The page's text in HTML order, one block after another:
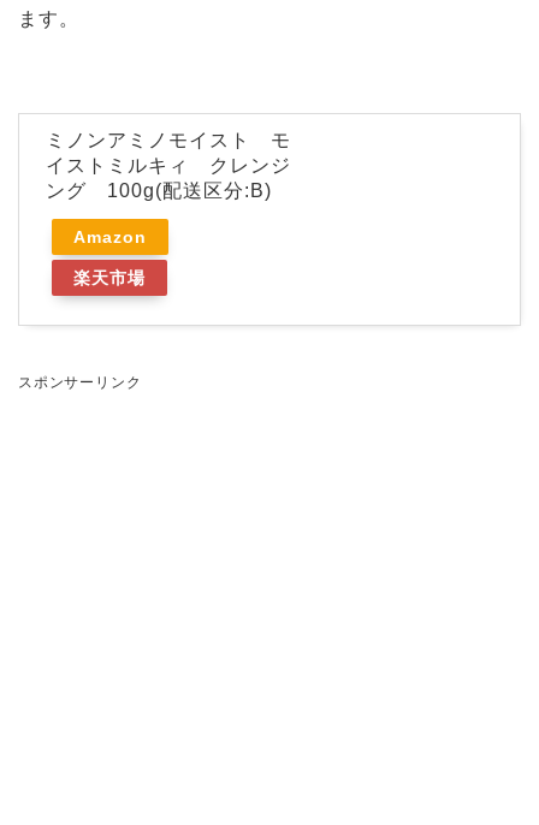
ます。
ミノンアミノモイスト モ
イストミルキィ クレンジ
ング 100g(配送区分:B)
Amazon
楽天市場
スポンサーリンク